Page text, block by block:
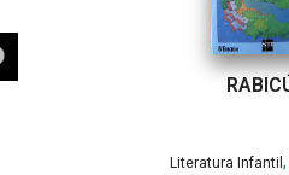
Literatura Infantil ,